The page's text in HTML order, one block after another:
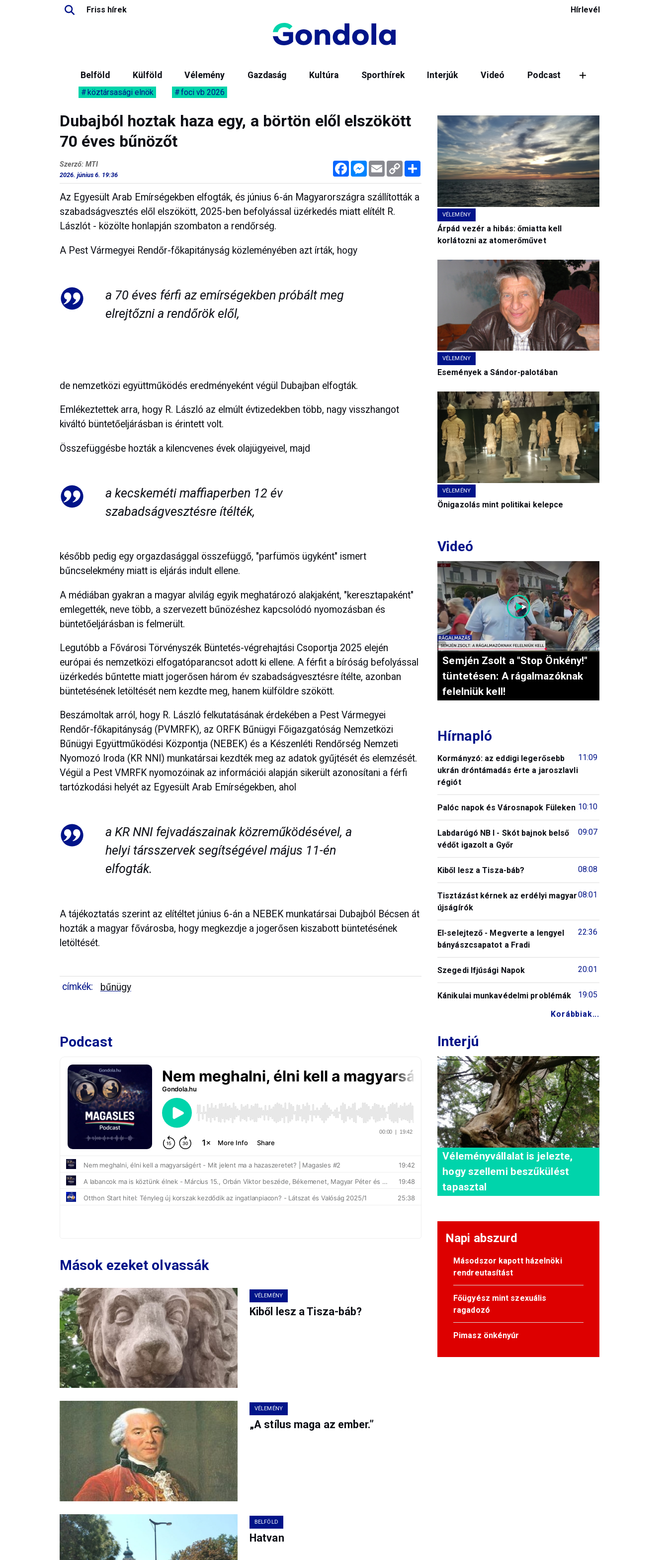
Friss hírek Hírlevél
Belföld Külföld Vélemény Gazdaság Kultúra Sporthírek Interjúk Videó Podcast
köztársasági elnök foci vb 2026
Dubajból hoztak haza egy, a börtön elől elszökött
70 éves bűnözőt
FacebookMessenger
Email Copy
Link
Megosztás
Szerző: MTI
2026. június 6. 19:36
Az Egyesült Arab Emírségekben elfogták, és június 6-án Magyarországra szállították a
szabadságvesztés elől elszökött, 2025-ben befolyással üzérkedés miatt elítélt R.
Lászlót - közölte honlapján szombaton a rendőrség.
A Pest Vármegyei Rendőr-főkapitányság közleményében azt írták, hogy
a 70 éves férfi az emírségekben próbált meg
elrejtőzni a rendőrök elől,
de nemzetközi együttműködés eredményeként végül Dubajban elfogták.
Emlékeztettek arra, hogy R. László az elmúlt évtizedekben több, nagy visszhangot
kiváltó büntetőeljárásban is érintett volt.
Összefüggésbe hozták a kilencvenes évek olajügyeivel, majd
a kecskeméti maffiaperben 12 év
szabadságvesztésre ítélték,
később pedig egy orgazdasággal összefüggő, "parfümös ügyként" ismert
bűncselekmény miatt is eljárás indult ellene.
A médiában gyakran a magyar alvilág egyik meghatározó alakjaként, "keresztapaként"
emlegették, neve több, a szervezett bűnözéshez kapcsolódó nyomozásban és
büntetőeljárásban is felmerült.
Legutóbb a Fővárosi Törvényszék Büntetés-végrehajtási Csoportja 2025 elején
európai és nemzetközi elfogatóparancsot adott ki ellene. A férfit a bíróság befolyással
üzérkedés bűntette miatt jogerősen három év szabadságvesztésre ítélte, azonban
büntetésének letöltését nem kezdte meg, hanem külföldre szökött.
Beszámoltak arról, hogy R. László felkutatásának érdekében a Pest Vármegyei
Rendőr-főkapitányság (PVMRFK), az ORFK Bűnügyi Főigazgatóság Nemzetközi
Bűnügyi Együttműködési Központja (NEBEK) és a Készenléti Rendőrség Nemzeti
Nyomozó Iroda (KR NNI) munkatársai kezdték meg az adatok gyűjtését és elemzését.
Végül a Pest VMRFK nyomozóinak az információi alapján sikerült azonosítani a férfi
tartózkodási helyét az Egyesült Arab Emírségekben, ahol
a KR NNI fejvadászainak közreműködésével, a
helyi társszervek segítségével május 11-én
elfogták.
A tájékoztatás szerint az elítéltet június 6-án a NEBEK munkatársai Dubajból Bécsen át
hozták a magyar fővárosba, hogy megkezdje a jogerősen kiszabott büntetésének
letöltését.
címkék: bűnügy
Podcast
Mások ezeket olvassák
VÉLEMÉNY
Kiből lesz a Tisza-báb?
VÉLEMÉNY
„A stílus maga az ember.”
BELFÖLD
Hatvan
VÉLEMÉNY
Árpád vezér a hibás: őmiatta kell
korlátozni az atomerőművet
VÉLEMÉNY
Események a Sándor-palotában
VÉLEMÉNY
Önigazolás mint politikai kelepce
Videó
Semjén Zsolt a "Stop Önkény!"
tüntetésen: A rágalmazóknak
felelniük kell!
Hírnapló
11:09
Kormányzó: az eddigi legerősebb
ukrán dróntámadás érte a jaroszlavli
régiót
10:10
Palóc napok és Városnapok Füleken
09:07
Labdarúgó NB I - Skót bajnok belső
védőt igazolt a Győr
08:08
Kiből lesz a Tisza-báb?
08:01
Tisztázást kérnek az erdélyi magyar
újságírók
22:36
El-selejtező - Megverte a lengyel
bányászcsapatot a Fradi
20:01
Szegedi Ifjúsági Napok
19:05
Kánikulai munkavédelmi problémák
Korábbiak...
Interjú
Véleményvállalat is jelezte,
hogy szellemi beszűkülést
tapasztal
Napi abszurd
Másodszor kapott házelnöki
rendreutasítást
Főügyész mint szexuális
ragadozó
Pimasz önkényúr